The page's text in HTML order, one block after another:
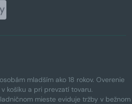
mladším ako 18 rokov. Overenie
košíku a pri prevzatí tovaru.
mieste eviduje tržby v bežnom